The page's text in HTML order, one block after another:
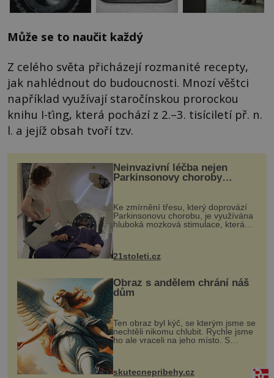
Může se to naučit každý
Z celého světa přicházejí rozmanité recepty,
jak nahlédnout do budoucnosti. Mnozí věštci
například využívají staročínskou prorockou
knihu I-ťing, která pochází z 2.–3. tisíciletí př. n.
l. a jejíž obsah tvoří tzv.
Neinvazivní léčba nejen
Parkinsonovy choroby
Ke zmírnění třesu, který doprovází
Parkinsonovu chorobu, je využívána
hluboká mozková stimulace, která
však vyžaduje vysoce invazivní
zákrok. Ultrazvuk zase není vhodný
k dostatečně přesnému zacílení ...
21stoleti.cz
Obraz s andělem chrání náš
dům
Ten obraz byl kýč, se kterým jsme se
nechtěli nikomu chlubit. Rychle jsme
ho ale vraceli na jeho místo. S
manželem Vaškem jsme si pořídili
chaloupku, takový domek na severu
Čech, kde jsme si naplánova...
skutecnepribehy.cz